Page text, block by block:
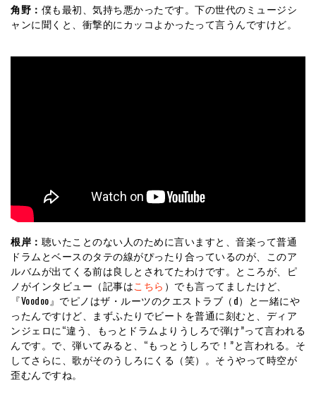
角野： 僕も最初、気持ち悪かったです。下の世代のミュージシ
ャンに聞くと、衝撃的にカッコよかったって言うんですけど。
根岸： 聴いたことのない人のために言いますと、音楽って普通
ドラムとベースのタテの線がぴったり合っているのが、このア
ルバムが出てくる前は良しとされてたわけです。ところが、ピ
ノがインタビュー（記事はこちら ）でも言ってましたけど、
『Voodoo』でピノはザ・ルーツのクエストラブ（d）と一緒にや
ったんですけど、まずふたりでビートを普通に刻むと、ディア
ンジェロに“違う、もっとドラムよりうしろで弾け”って言われる
んです。で、弾いてみると、“もっとうしろで！”と言われる。そ
してさらに、歌がそのうしろにくる（笑）。そうやって時空が
歪むんですね。